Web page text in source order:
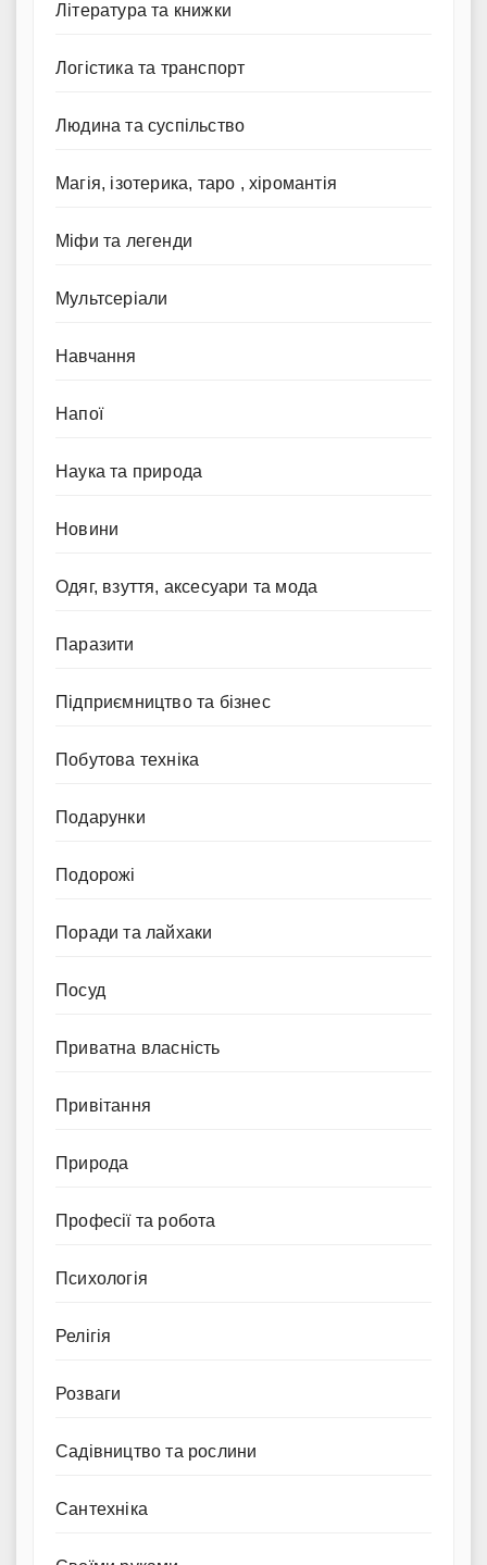
Література та книжки
Логістика та транспорт
Людина та суспільство
Магія, ізотерика, таро , хіромантія
Міфи та легенди
Мультсеріали
Навчання
Напої
Наука та природа
Новини
Одяг, взуття, аксесуари та мода
Паразити
Підприємництво та бізнес
Побутова техніка
Подарунки
Подорожі
Поради та лайхаки
Посуд
Приватна власність
Привітання
Природа
Професії та робота
Психологія
Релігія
Розваги
Садівництво та рослини
Сантехніка